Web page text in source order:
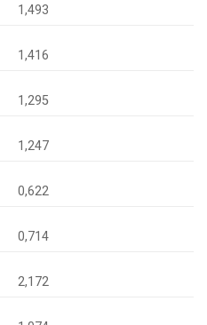
1,493
1,416
1,295
1,247
0,622
0,714
2,172